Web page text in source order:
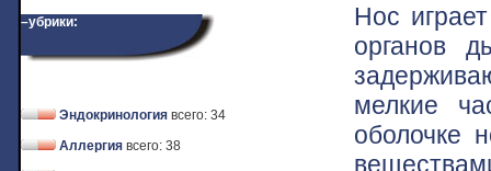
–убрики:
Эндокринология всего: 34
Аллергия всего: 38
Нос
органов
мелкие
оболочке